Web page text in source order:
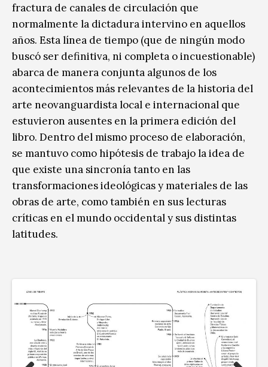
fractura de canales de circulación que
normalmente la dictadura intervino en aquellos
años. Esta línea de tiempo (que de ningún modo
buscó ser definitiva, ni completa o incuestionable)
abarca de manera conjunta algunos de los
acontecimientos más relevantes de la historia del
arte neovanguardista local e internacional que
estuvieron ausentes en la primera edición del
libro. Dentro del mismo proceso de elaboración,
se mantuvo como hipótesis de trabajo la idea de
que existe una sincroníatanto en las
transformaciones ideológicas y materiales de las
obras de arte, como también en sus lecturas
críticas en el mundo occidental y sus distintas
latitudes.